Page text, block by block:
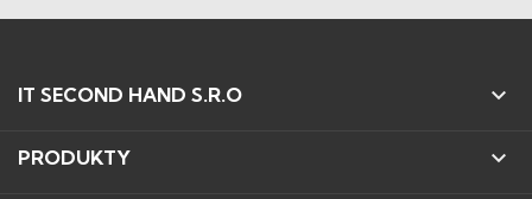
IT SECOND HAND S.R.O 
PRODUKTY 